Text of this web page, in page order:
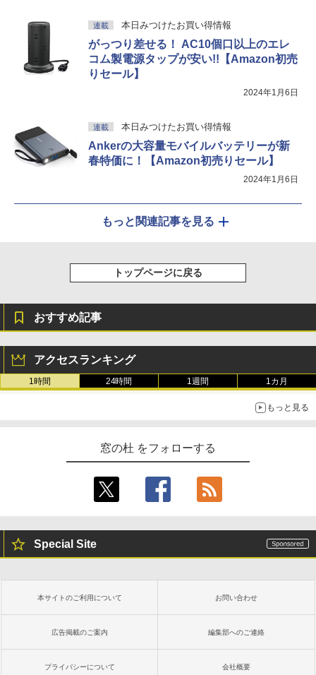
連載 本日みつけたお買い得情報
がっつり差せる！ AC10個口以上のエレ
コム製電源タップが安い!!【Amazon初売
りセール】
2024年1月6日
連載 本日みつけたお買い得情報
Ankerの大容量モバイルバッテリーが新
春特価に！【Amazon初売りセール】
2024年1月6日
もっと関連記事を見る
トップページに戻る
おすすめ記事
アクセスランキング
1時間 24時間 1週間 1カ月
もっと見る
窓の杜 をフォローする
Special Site
本サイトのご利用について お問い合わせ
広告掲載のご案内 編集部へのご連絡
プライバシーについて 会社概要